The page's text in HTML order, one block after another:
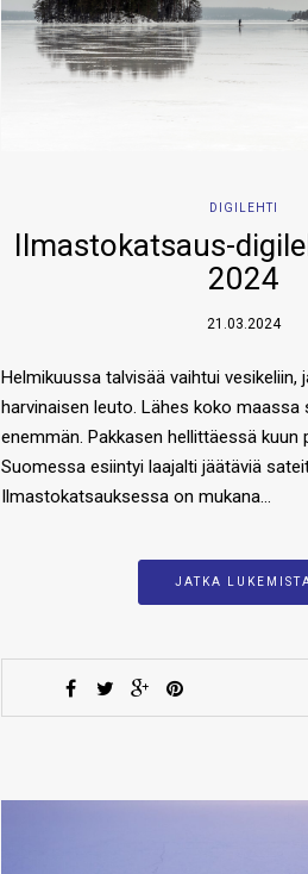
DIGILEHTI
Ilmastokatsaus-
2024
21.03.2024
Helmikuussa talvisää vaihtui vesikeliin,
harvinaisen leuto. Lähes koko
enemmän. Pakkasen hellittäessä kuun
Suomessa esiintyi laajalti jäätäviä
Ilmastokatsauksessa on mukana…
JATKA